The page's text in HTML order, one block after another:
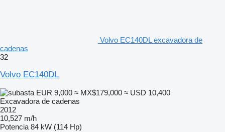
Volvo EC140DL excavadora de
cadenas
32
Volvo EC140DL
EUR 9,000 ≈ MX$179,000 ≈ USD 10,400
Excavadora de cadenas
2012
10,527 m/h
Potencia 84 kW (114 Hp)